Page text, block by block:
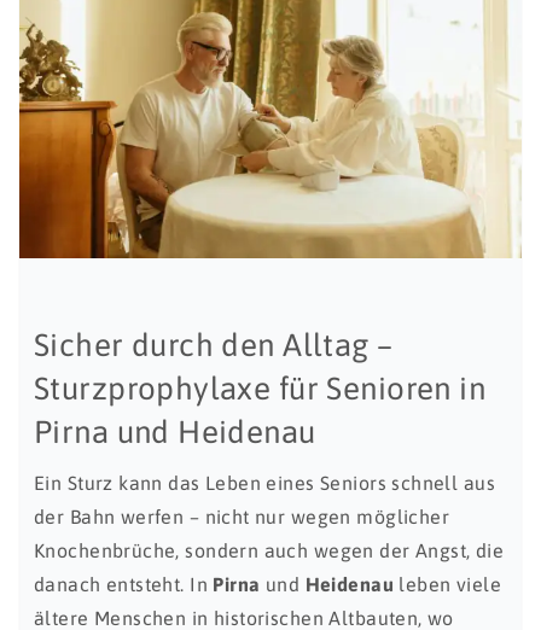
Sicher durch den Alltag –
Sturzprophylaxe für Senioren in
Pirna und Heidenau
Ein Sturz kann das Leben eines Seniors schnell aus
der Bahn werfen – nicht nur wegen möglicher
Knochenbrüche, sondern auch wegen der Angst, die
danach entsteht. In Pirna und Heidenau leben viele
ältere Menschen in historischen Altbauten, wo